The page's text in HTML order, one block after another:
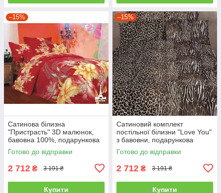
–15%
Сатинова білизна
"Пристрасть" 3D малюнок,
бавовна 100%, подарункова
упаковка полуторний
Готово до відправки
2 712 ₴ 3 191 ₴
Купити
–15%
Сатиновий комплект
постільної білизни "Love You"
з бавовни, подарункова
упаковка полуторний
Готово до відправки
2 712 ₴ 3 191 ₴
Купити